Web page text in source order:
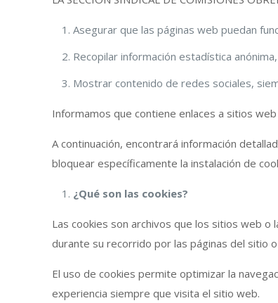
Asegurar que las páginas web puedan
Recopilar información estadística
Mostrar contenido de redes sociales,
Informamos que contiene enlaces a sitios
A continuación, encontrará información
bloquear específicamente la instalación de
¿Qué son las cookies?
Las cookies son archivos que los sitios web
durante su recorrido por las páginas del sitio
El uso de cookies permite optimizar la
experiencia siempre que visita el sitio web.